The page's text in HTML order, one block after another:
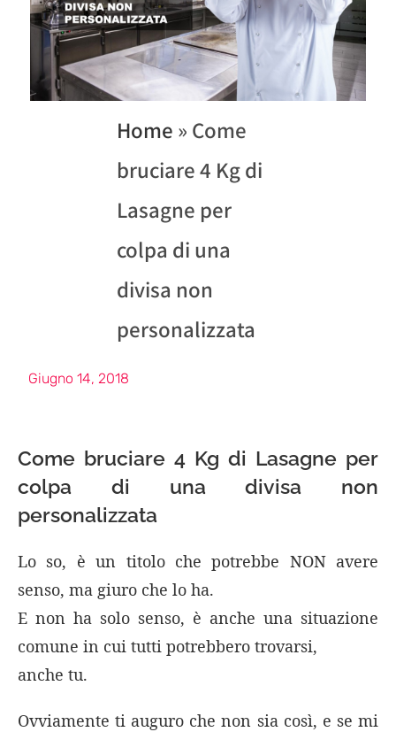
Home » Come
bruciare 4 Kg di
Lasagne per
colpa di una
divisa non
personalizzata
Giugno 14, 2018
Come bruciare 4 Kg di Lasagne per
colpa di una divisa non
personalizzata
Lo so, è un titolo che potrebbe NON avere
senso, ma giuro che lo ha.
E non ha solo senso, è anche una situazione
comune in cui tutti potrebbero trovarsi,
anche tu.
Ovviamente ti auguro che non sia così, e se mi